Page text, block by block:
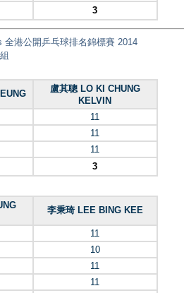
3
全港公開乒乓球排名錦標賽 2014
盧其聰 LO KI CHUNG
KELVIN
11
11
11
3
李秉琦 LEE BING KEE
11
10
11
11